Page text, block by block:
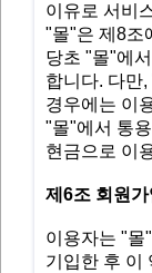
이유로 서비
"몰"은 제8조
당초 "몰"에
합니다. 다만
경우에는 이
"몰"에서 통
현금으로 이
제6조 회원가
이용자는 "몰
기입한 후 이